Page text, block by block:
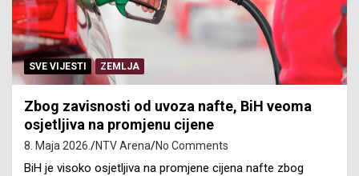
SVE VIJESTI ZEMLJA
Zbog zavisnosti od uvoza nafte, BiH veoma
osjetljiva na promjenu cijene
8. Maja 2026. NTV Arena No Comments
BiH je visoko osjetljiva na promjene cijena nafte zbog